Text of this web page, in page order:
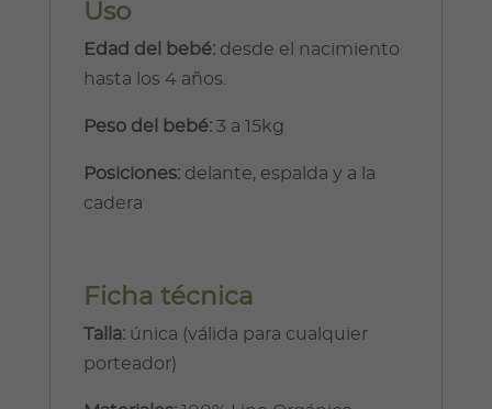
Uso
Edad del bebé:desde el nacimiento
hasta los 4 años.
Peso del bebé: 3 a 15kg
Posiciones:delante, espalda y a la
cadera
Ficha técnica
Talla: única (válida para cualquier
porteador)